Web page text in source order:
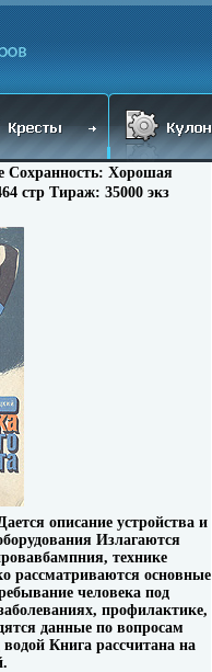
Сохранность: Хорошая
стр Тираж: 35000 экз
описание устройства и
Излагаются
технике
рассматриваются основные
человека под
профилактике,
данные по вопросам
Книга рассчитана на